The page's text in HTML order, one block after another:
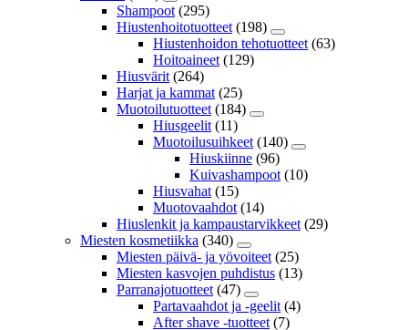
Shampoot (295)
Hiustenhoitotuotteet (198)
Hiustenhoidon tehotuotteet (63)
Hoitoaineet (129)
Hiusvärit (264)
Harjat ja kammat (25)
Muotoilutuotteet (184)
Hiusgeelit (11)
Muotoilusuihkeet (140)
Hiuskiinne (96)
Kuivashampoot (10)
Hiusvahat (15)
Muotovaahdot (14)
Hiuslenkit ja kampaustarvikkeet (29)
Miesten kosmetiikka (340)
Miesten päivä- ja yövoiteet (25)
Miesten kasvojen puhdistus (13)
Parranajotuotteet (47)
Partavaahdot ja -geelit (4)
After shave -tuotteet (7)